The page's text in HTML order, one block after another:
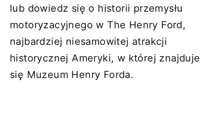
lub dowiedz się o historii przemysłu
motoryzacyjnego w The Henry Ford,
najbardziej niesamowitej atrakcji
historycznej Ameryki, w której znajduje
się Muzeum Henry Forda.